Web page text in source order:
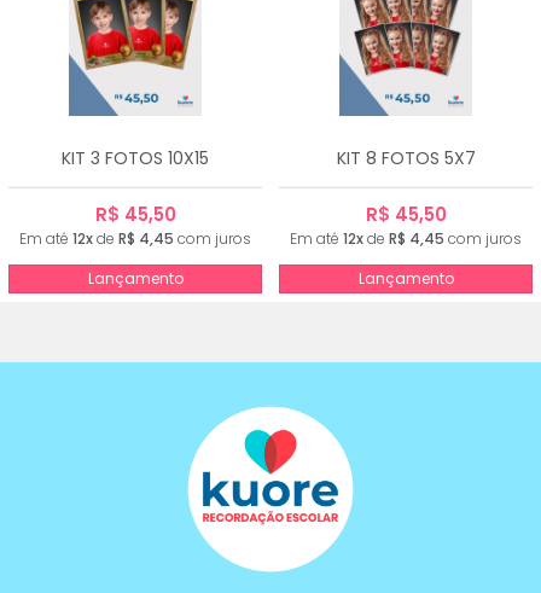
KIT 3 FOTOS 10X15
R$ 45,50
Em até 12xde R$ 4,45 com juros
Lançamento
KIT 8 FOTOS 5X7
R$ 45,50
Em até 12xde R$ 4,45 com juros
Lançamento